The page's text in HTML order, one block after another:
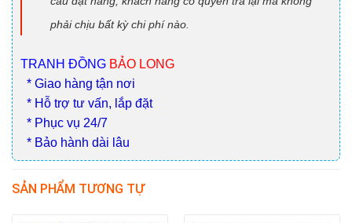
phải chịu bất kỳ chi phí nào.
TRANH ĐỒNG BẢO LONG
* Giao hàng tận nơi
* Hỗ trợ tư vấn, lắp đặt
* Phục vụ 24/7
* Bảo hành dài lâu
SẢN PHẨM TƯƠNG TỰ